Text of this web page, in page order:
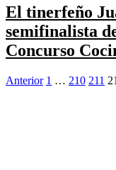
El tinerfeño
semifinalista
Concurso
Posts
Anterior 1 … 210 211